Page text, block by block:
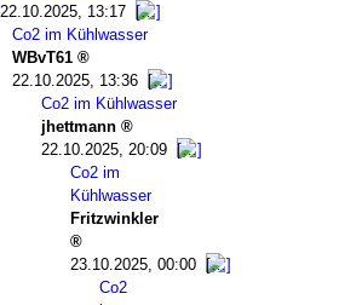
22.10.2025, 13:17
Co2 im Kühlwasser
WBvT61
22.10.2025, 13:36
Co2 im Kühlwasser
jhettmann
22.10.2025, 20:09
Co2 im
Kühlwasser
Fritzwinkler
23.10.2025, 00:00
Co2